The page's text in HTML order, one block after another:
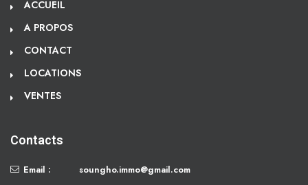
ACCUEIL
A PROPOS
CONTACT
LOCATIONS
VENTES
Contacts
Email : soungho.immo@gmail.com